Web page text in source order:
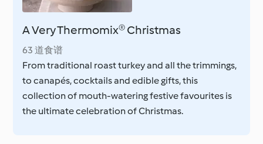
A Very Thermomix® Christmas
63 道食谱
From traditional roast turkey and all the trimmings,
to canapés, cocktails and edible gifts, this
collection of mouth-watering festive favourites is
the ultimate celebration of Christmas.